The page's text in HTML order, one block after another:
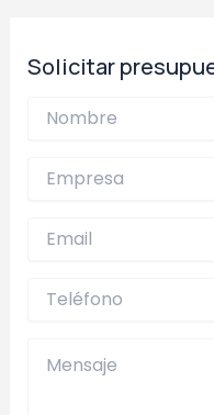
manteniendo
Solicitar